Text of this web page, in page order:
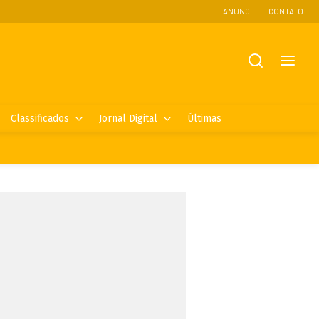
ANUNCIE CONTATO
Classificados Jornal Digital Últimas